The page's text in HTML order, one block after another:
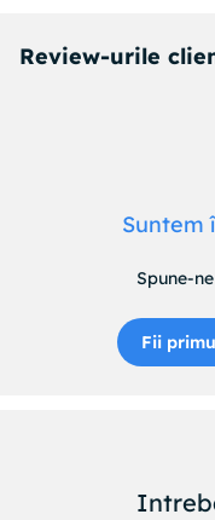
Review-urile
Suntem
Spune-
Fii